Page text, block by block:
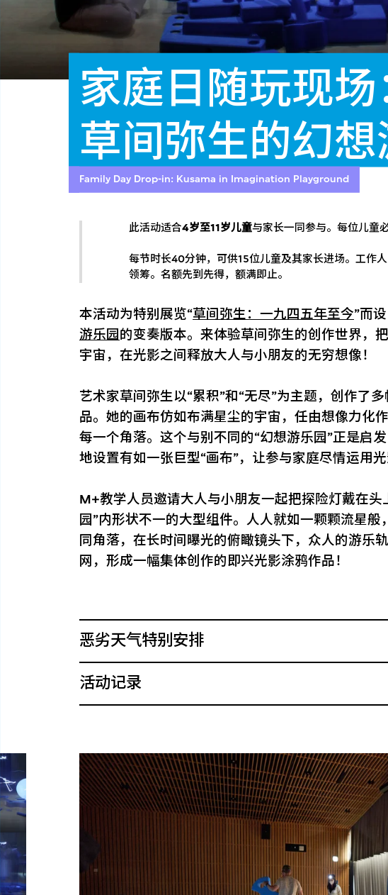
家庭日随玩现场
草间弥生的幻想
Family Day Drop-in: Kusama in Imagination Playground
此活动适合4岁至11岁儿童与家长一同参与。每位儿童
每节时长40分钟，可供15位儿童及其家长进场。工作
领筹。名额先到先得，额满即止。
本活动为特别展览“草间弥生：一九四五年至今”而
游乐园的变奏版本。来体验草间弥生的创作世界，
宇宙，在光影之间释放大人与小朋友的无穷想像！
艺术家草间弥生以“累积”和“无尽”为主题，创作了
品。她的画布仿如布满星尘的宇宙，任由想像力化
每一个角落。这个与别不同的“幻想游乐园”正是启
地设置有如一张巨型“画布”，让参与家庭尽情运用光
M+教学人员邀请大人与小朋友一起把探险灯戴在头
园”内形状不一的大型组件。人人就如一颗颗流星
同角落，在长时间曝光的俯瞰镜头下，众人的游乐
网，形成一幅集体创作的即兴光影涂鸦作品！
恶劣天气特别安排
活动记录